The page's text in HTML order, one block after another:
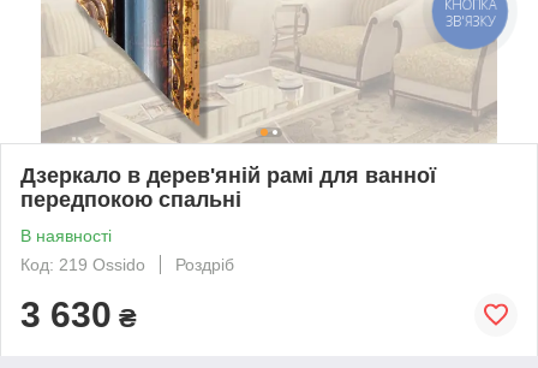
Дзеркало в дерев'яній рамі для ванної
передпокою спальні
В наявності
Код: 219 Ossido
Роздріб
3 630 ₴
КНОПКА
ЗВ'ЯЗКУ